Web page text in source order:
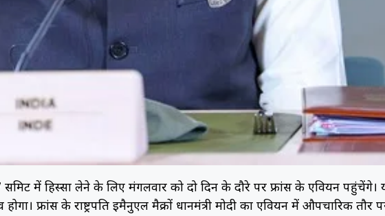
समिट में हिस्सा लेने के लिए मंगलवार को दो दिन के दौरे पर फ्रांस के एवियन पहुंचेंगे।
फ्रांस के राष्ट्रपति इमैनुएल मैक्रों प्रधानमंत्री मोदी का एवियन में औपचारिक तौर